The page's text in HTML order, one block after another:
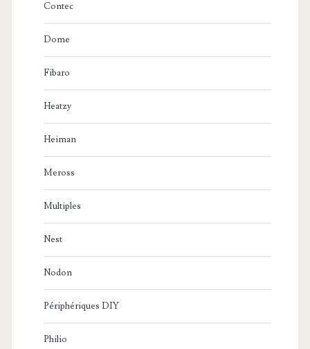
Contec
Dome
Fibaro
Heatzy
Heiman
Meross
Multiples
Nest
Nodon
Périphériques DIY
Philio